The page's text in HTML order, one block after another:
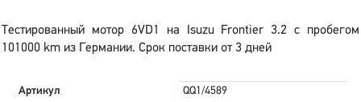
Тестированный мотор 6VD1 на Isuzu Frontier 3.2 с пробегом
101000 km из Германии. Срок поставки от 3 дней
Артикул
QQ1/4589